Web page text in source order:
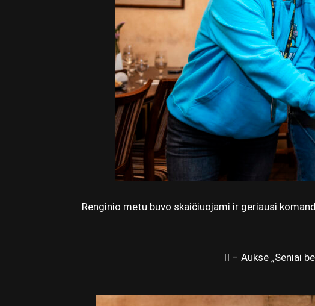
Renginio metu buvo skaičiuojami ir geriausi
II – Auksė „Seniai